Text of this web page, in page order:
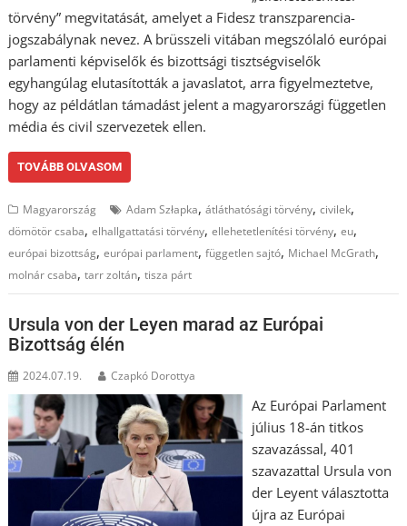
törvény” megvitatását, amelyet a Fidesz transzparencia-
jogszabálynak nevez. A brüsszeli vitában megszólaló európai
parlamenti képviselők és bizottsági tisztségviselők
egyhangúlag elutasították a javaslatot, arra figyelmeztetve,
hogy az példátlan támadást jelent a magyarországi független
média és civil szervezetek ellen.
TOVÁBB OLVASOM
Magyarország Adam Szłapka,átláthatósági törvény,civilek,
dömötör csaba,elhallgattatási törvény,ellehetetlenítési törvény,eu,
európai bizottság,európai parlament,független sajtó, Michael McGrath,
molnár csaba,tarr zoltán,tisza párt
Ursula von der Leyen marad az Európai
Bizottság élén
2024.07.19. Czapkó Dorottya
Az Európai Parlament
július 18-án titkos
szavazással, 401
szavazattal Ursula von
der Leyent választotta
újra az Európai